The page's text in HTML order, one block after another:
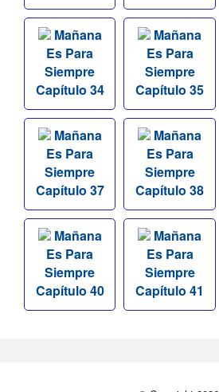
Mañana
Es Para
Siempre
Capítulo 34
Mañana
Es Para
Siempre
Capítulo 35
Mañana
Es Para
Siempre
Capítulo 37
Mañana
Es Para
Siempre
Capítulo 38
Mañana
Es Para
Siempre
Capítulo 40
Mañana
Es Para
Siempre
Capítulo 41